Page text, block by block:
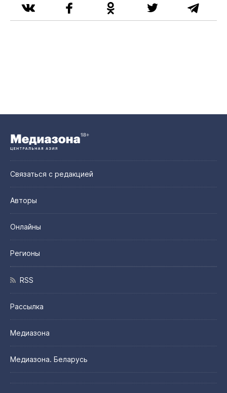
Связаться с редакцией
Авторы
Онлайны
Регионы
RSS
Рассылка
Медиазона
Медиазона. Беларусь